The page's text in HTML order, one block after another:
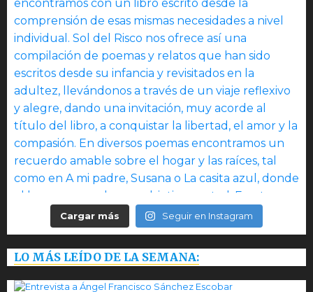
Cargar más Seguir en Instagram
LO MÁS LEÍDO DE LA SEMANA: